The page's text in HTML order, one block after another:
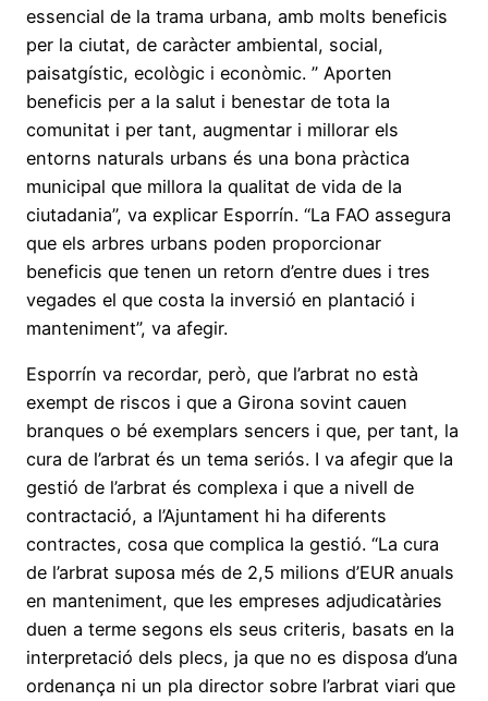
essencial de la trama urbana, amb molts beneficis
per la ciutat, de caràcter ambiental, social,
paisatgístic, ecològic i econòmic. ” Aporten
beneficis per a la salut i benestar de tota la
comunitat i per tant, augmentar i millorar els
entorns naturals urbans és una bona pràctica
municipal que millora la qualitat de vida de la
ciutadania”, va explicar Esporrín. “La FAO assegura
que els arbres urbans poden proporcionar
beneficis que tenen un retorn d’entre dues i tres
vegades el que costa la inversió en plantació i
manteniment”, va afegir.
Esporrín va recordar, però, que l’arbrat no està
exempt de riscos i que a Girona sovint cauen
branques o bé exemplars sencers i que, per tant, la
cura de l’arbrat és un tema seriós. I va afegir que la
gestió de l’arbrat és complexa i que a nivell de
contractació, a l’Ajuntament hi ha diferents
contractes, cosa que complica la gestió. “La cura
de l’arbrat suposa més de 2,5 milions d’EUR anuals
en manteniment, que les empreses adjudicatàries
duen a terme segons els seus criteris, basats en la
interpretació dels plecs, ja que no es disposa d’una
ordenança ni un pla director sobre l’arbrat viari que